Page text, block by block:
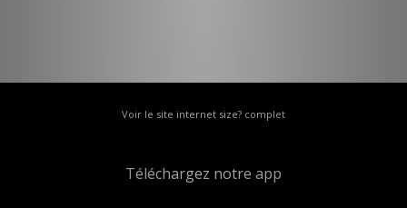
Voir le site internet size? complet
Téléchargez notre app